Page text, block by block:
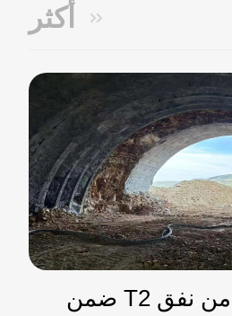
أكثر
الجزائر: الانتهاء من نفق T2 ضمن